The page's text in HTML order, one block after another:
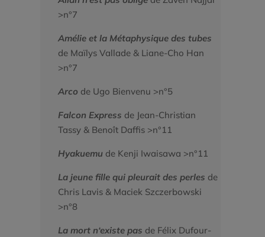
>n°7
Amélie et la Métaphysique des tubes
de Maïlys Vallade & Liane-Cho Han
>n°7
Arco de Ugo Bienvenu >n°5
Falcon Express de Jean-Christian
Tassy & Benoît Daffis >n°11
Hyakuemu de Kenji Iwaisawa >n°11
La jeune fille qui pleurait des perles de
Chris Lavis & Maciek Szczerbowski
>n°8
La mort n‘existe pas de Félix Dufour-